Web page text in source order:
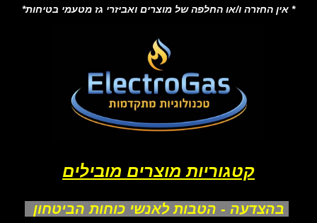
* אין החזרה ו/או החלפה של מוצרים ואביזרי גז מטעמי בטיחות*
קטגוריות מוצרים מובילים
בהצדעה - הטבות לאנשי כוחות הביטחון